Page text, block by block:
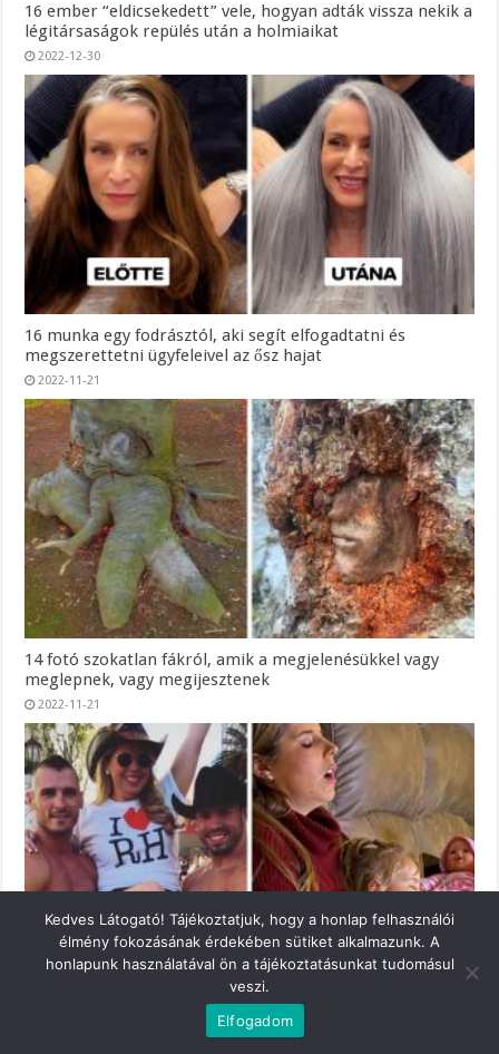
16 ember “eldicsekedett” vele, hogyan adták vissza nekik a
légitársaságok repülés után a holmiaikat
2022-12-30
16 munka egy fodrásztól, aki segít elfogadtatni és
megszerettetni ügyfeleivel az ősz hajat
2022-11-21
14 fotó szokatlan fákról, amik a megjelenésükkel vagy
meglepnek, vagy megijesztenek
2022-11-21
19 szülő őszintén megmutatta, hogyan éltek a gyerekeik
előtt, és hogyan változott meg velük az életük
Kedves Látogató! Tájékoztatjuk, hogy a honlap felhasználói
élmény fokozásának érdekében sütiket alkalmazunk. A
honlapunk használatával ön a tájékoztatásunkat tudomásul
veszi.
Elfogadom